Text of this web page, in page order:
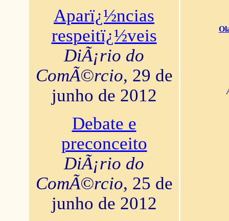
Aparï¿½ncias
respeitï¿½veis
DiÃ¡rio do
ComÃ©rcio, 29 de
junho de 2012
Debate e
preconceito
DiÃ¡rio do
ComÃ©rcio, 25 de
junho de 2012